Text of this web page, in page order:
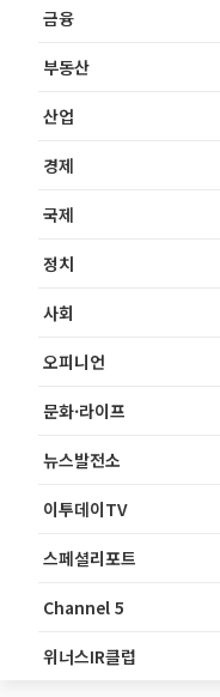
금융
부동산
산업
경제
국제
정치
사회
오피니언
문화·라이프
뉴스발전소
이투데이TV
스페셜리포트
Channel 5
위너스IR클럽